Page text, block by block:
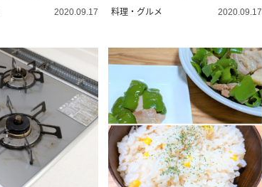
2020.09.17 料理・グルメ 2020.09.17